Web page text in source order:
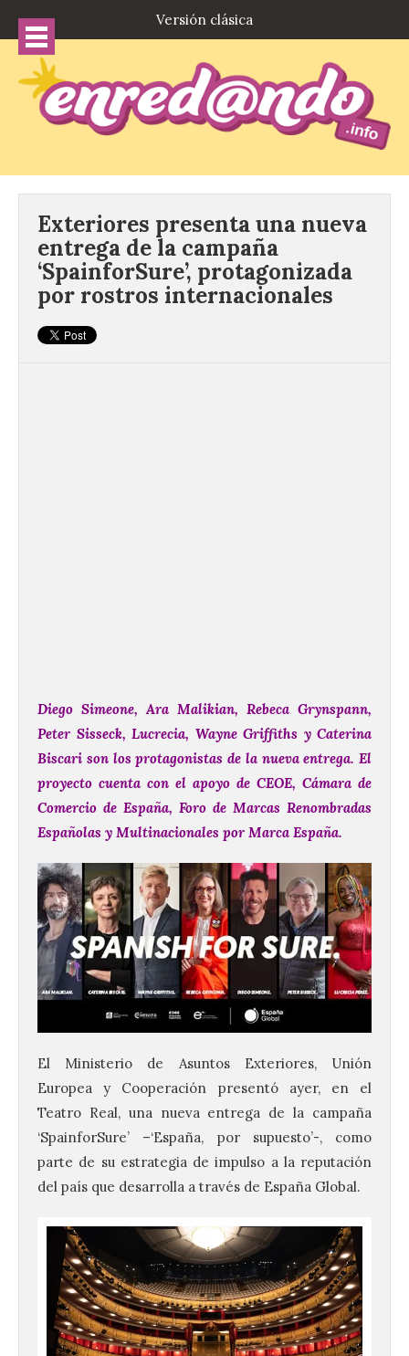
Versión clásica
Exteriores presenta una nueva
entrega de la campaña
‘SpainforSure’, protagonizada
por rostros internacionales
Diego Simeone, Ara Malikian, Rebeca Grynspann,
Peter Sisseck, Lucrecia, Wayne Griffiths y Caterina
Biscari son los protagonistas de la nueva entrega. El
proyecto cuenta con el apoyo de CEOE, Cámara de
Comercio de España, Foro de Marcas Renombradas
Españolas y Multinacionales por Marca España.
El Ministerio de Asuntos Exteriores, Unión
Europea y Cooperación presentó ayer, en el
Teatro Real, una nueva entrega de la campaña
‘SpainforSure’ –‘España, por supuesto’-, como
parte de su estrategia de impulso a la reputación
del país que desarrolla a través de España Global.